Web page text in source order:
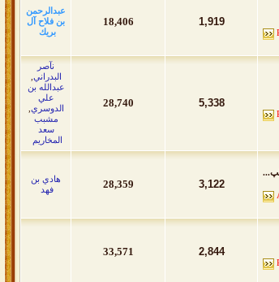
1,919
18,406
عبدالرحمن
بن فلاح آل
بريك
5,338
28,740
نآصر
البدراني
عبدالله بن
علي
الدوسري
مشبب
سعد
المخاريم
3,122
28,359
هادي بن
فهد
2,844
33,571